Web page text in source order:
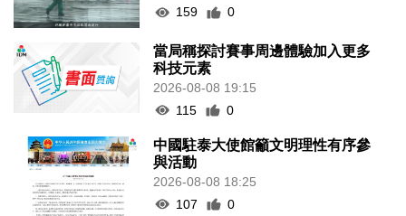
159
0
當局稱探討賽事周邊體驗加入更多
科技元素
2026-08-08 19:15
115
0
中國駐泰大使館籲文明理性有序參
與活動
2026-08-08 18:25
107
0